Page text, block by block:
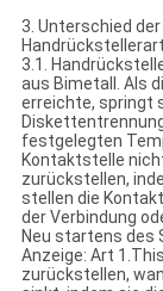
3. Unterschied
Handrückstellerart
3.1.
aus Bimetall. Als
erreichte, springt
festgelegten
Kontaktstelle
zurückstellen,
stellen die
der Verbindung
Neu startens des
Anzeige: Art
zurückstellen,